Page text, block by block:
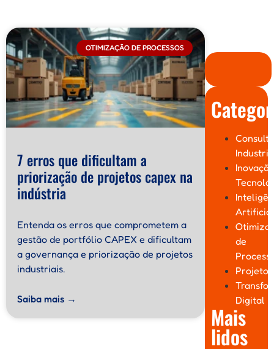
OTIMIZAÇÃO DE PROCESSOS
7 erros que dificultam a
priorização de projetos capex na
indústria
Entenda os erros que comprometem a
gestão de portfólio CAPEX e dificultam
a governança e priorização de projetos
industriais.
Saiba mais →
Inovação
Artificial
de
Projetos
Digital
Mais
lidos